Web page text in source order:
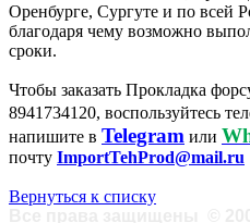
Оренбурге, Сургуте и по всей
благодаря чему возможно
сроки.
Чтобы заказать Прокладка
8941734120, воспользуйтесь
напишите в Telegram или
почту ImportTehProd@mail.ru
Вернуться к списку